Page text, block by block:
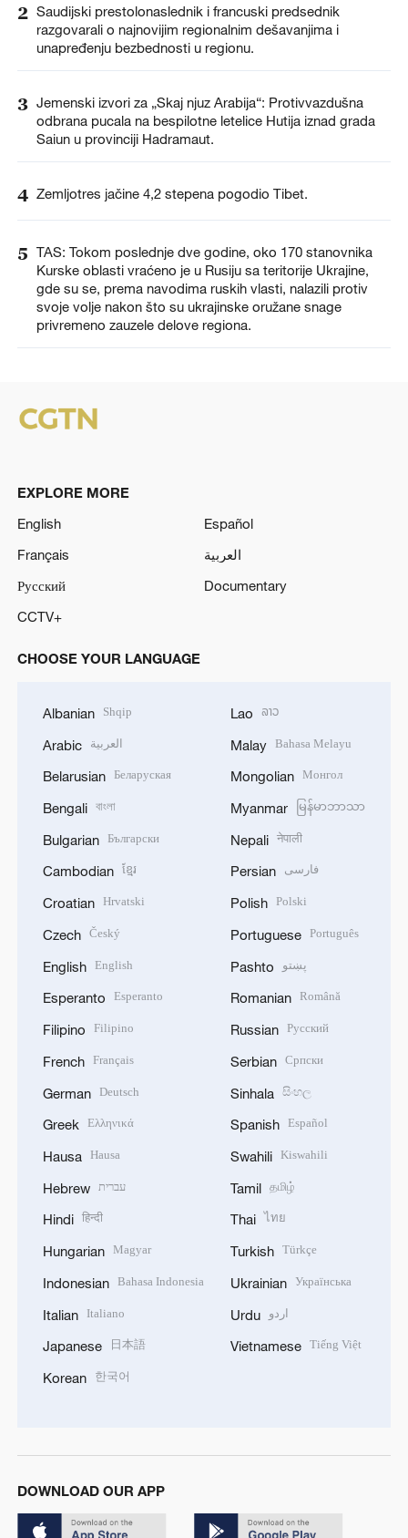
2 Saudijski prestolonaslednik i francuski predsednik
razgovarali o najnovijim regionalnim dešavanjima i
unapređenju bezbednosti u regionu.
3 Jemenski izvori za „Skaj njuz Arabija“: Protivvazdušna
odbrana pucala na bespilotne letelice Hutija iznad grada
Saiun u provinciji Hadramaut.
4 Zemljotres jačine 4,2 stepena pogodio Tibet.
5 TAS: Tokom poslednje dve godine, oko 170 stanovnika
Kurske oblasti vraćeno je u Rusiju sa teritorije Ukrajine,
gde su se, prema navodima ruskih vlasti, nalazili protiv
svoje volje nakon što su ukrajinske oružane snage
privremeno zauzele delove regiona.
EXPLORE MORE
English
Español
Français
العربية
Русский
Documentary
CCTV+
CHOOSE YOUR LANGUAGE
Albanian Shqip
Arabic العربية
Belarusian Беларуская
Bengali বাংলা
Bulgarian Български
Cambodian ខ្មែរ
Croatian Hrvatski
Czech Český
English English
Esperanto Esperanto
Filipino Filipino
French Français
German Deutsch
Greek Ελληνικά
Hausa Hausa
Hebrew עברית
Hindi हिन्दी
Hungarian Magyar
Indonesian Bahasa Indonesia
Italian Italiano
Japanese 日本語
Korean 한국어
Lao ລາວ
Malay Bahasa Melayu
Mongolian Монгол
Myanmar မြန်မာဘာသာ
Nepali नेपाली
Persian فارسی
Polish Polski
Portuguese Português
Pashto پښتو
Romanian Română
Russian Русский
Serbian Српски
Sinhala සිංහල
Spanish Español
Swahili Kiswahili
Tamil தமிழ்
Thai ไทย
Turkish Türkçe
Ukrainian Українська
Urdu اردو
Vietnamese Tiếng Việt
DOWNLOAD OUR APP